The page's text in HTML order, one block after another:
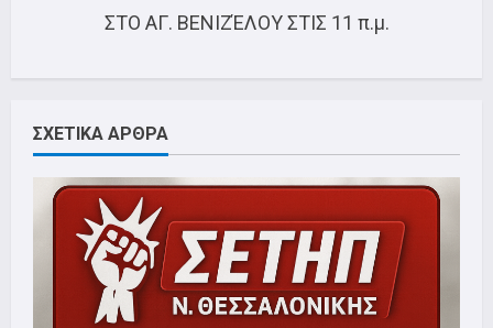
ΣΤΟ ΑΓ. ΒΕΝΙΖΈΛΟΥ ΣΤΙΣ 11 π.μ.
ΣΧΕΤΙΚΑ ΑΡΘΡΑ